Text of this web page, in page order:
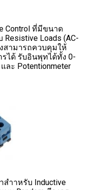
Control ที่มีขนาด
Loads (AC-
สามารถควบคุมให้
ได้ รับอินพุทได้ทั้ง 0-
และ Potentionmeter
สำาหรับ Inductive